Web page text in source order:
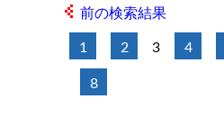
前の検索結果
1 2 3 4
8